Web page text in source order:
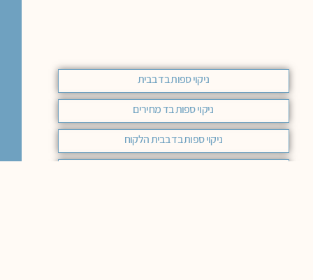
ניקוי ספות בד בבית
ניקוי ספות בד מחירים
ניקוי ספות בד בבית הלקוח